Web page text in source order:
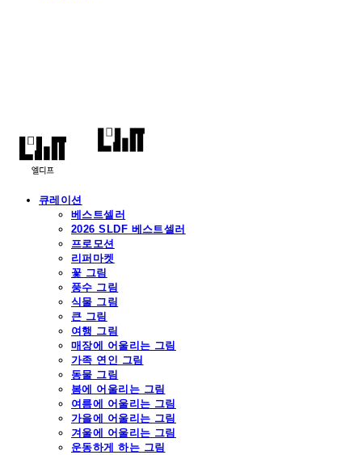
큐레이션
베스트셀러
2026 SLDF 베스트셀러
프로모션
리퍼마켓
꽃 그림
풍수 그림
식물 그림
큰 그림
여행 그림
매장에 어울리는 그림
가족 연인 그림
동물 그림
봄에 어울리는 그림
여름에 어울리는 그림
가을에 어울리는 그림
겨울에 어울리는 그림
운동하게 하는 그림